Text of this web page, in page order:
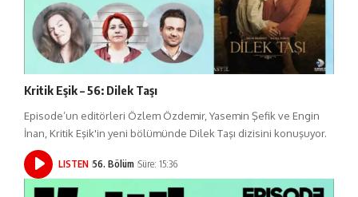
Kritik Eşik – 56: Dilek Taşı
Episode’un editörleri Özlem Özdemir, Yasemin Şefik ve Engin
İnan, Kritik Eşik'in yeni bölümünde Dilek Taşı dizisini konuşuyor.
LISTEN 56. Bölüm Süre: 15:36